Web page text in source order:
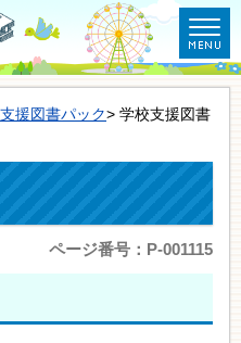
援図書パック> 学校支援図書
ページ番号：P-001115